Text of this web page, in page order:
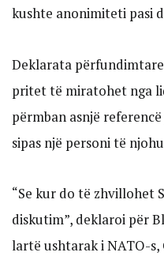
kushte anonimiteti pasi
Deklarata
pritet të miratohet nga
përmban asnjë
sipas një personi të
“Se kur do të zhvillohet
diskutim”, deklaroi për
lartë ushtarak i NATO-s,